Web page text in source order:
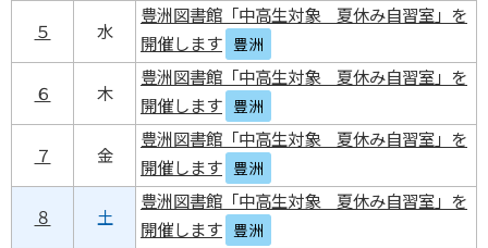
５ 水
豊洲図書館「中高生対象 夏休み自習室」を
開催します 豊洲
６ 木
豊洲図書館「中高生対象 夏休み自習室」を
開催します 豊洲
７ 金
豊洲図書館「中高生対象 夏休み自習室」を
開催します 豊洲
８ 土
豊洲図書館「中高生対象 夏休み自習室」を
開催します 豊洲